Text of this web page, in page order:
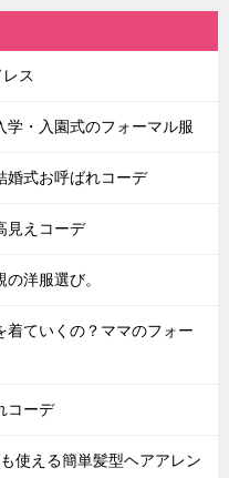
ス
学・入園式のフォーマル服
婚式お呼ばれコーデ
見えコーデ
洋服選び。
着ていくの？ママのフォー
コーデ
使える簡単髪型ヘアアレン